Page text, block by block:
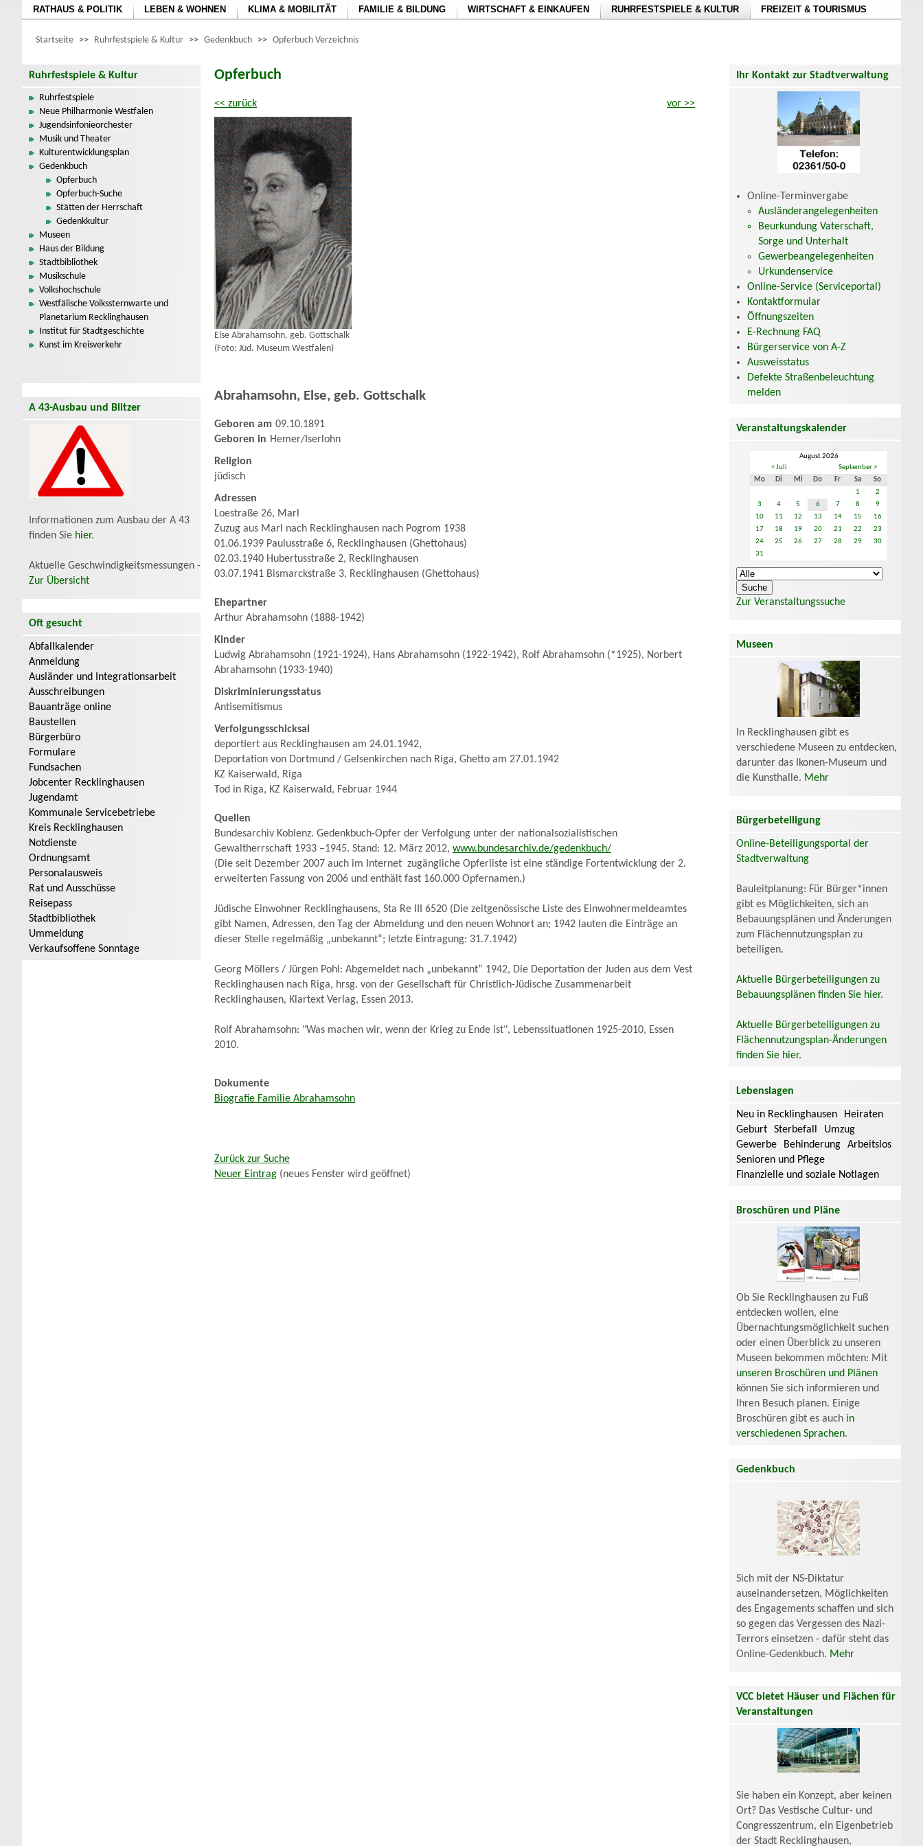
RATHAUS & POLITIK LEBEN & WOHNEN KLIMA & MOBILITÄT FAMILIE & BILDUNG WIRTSCHAFT & EINKAUFEN RUHRFESTSPIELE & KULTUR FREIZEIT & TOURISMUS
Startseite >> Ruhrfestspiele & Kultur >> Gedenkbuch >> Opferbuch Verzeichnis
Ruhrfestspiele & Kultur
Ruhrfestspiele
Neue Philharmonie Westfalen
Jugendsinfonieorchester
Musik und Theater
Kulturentwicklungsplan
Gedenkbuch
Opferbuch
Opferbuch-Suche
Stätten der Herrschaft
Gedenkkultur
Museen
Haus der Bildung
Stadtbibliothek
Musikschule
Volkshochschule
Westfälische Volkssternwarte und
Planetarium Recklinghausen
Institut für Stadtgeschichte
Kunst im Kreisverkehr
A 43-Ausbau und Blitzer
Informationen zum Ausbau der A 43
finden Sie hier.
Aktuelle Geschwindigkeitsmessungen -
Zur Übersicht
Oft gesucht
Abfallkalender
Anmeldung
Ausländer und Integrationsarbeit
Ausschreibungen
Bauanträge online
Baustellen
Bürgerbüro
Formulare
Fundsachen
Jobcenter Recklinghausen
Jugendamt
Kommunale Servicebetriebe
Kreis Recklinghausen
Notdienste
Ordnungsamt
Personalausweis
Rat und Ausschüsse
Reisepass
Stadtbibliothek
Ummeldung
Verkaufsoffene Sonntage
Opferbuch
<< zurück vor >>
Else Abrahamsohn, geb. Gottschalk
(Foto: Jüd. Museum Westfalen)
Abrahamsohn, Else, geb. Gottschalk
Geboren am 09.10.1891
Geboren in Hemer/Iserlohn
Religion
jüdisch
Adressen
Loestraße 26, Marl
Zuzug aus Marl nach Recklinghausen nach Pogrom 1938
01.06.1939 Paulusstraße 6, Recklinghausen (Ghettohaus)
02.03.1940 Hubertusstraße 2, Recklinghausen
03.07.1941 Bismarckstraße 3, Recklinghausen (Ghettohaus)
Ehepartner
Arthur Abrahamsohn (1888-1942)
Kinder
Ludwig Abrahamsohn (1921-1924), Hans Abrahamsohn (1922-1942), Rolf Abrahamsohn (*1925), Norbert
Abrahamsohn (1933-1940)
Diskriminierungsstatus
Antisemitismus
Verfolgungsschicksal
deportiert aus Recklinghausen am 24.01.1942,
Deportation von Dortmund / Gelsenkirchen nach Riga, Ghetto am 27.01.1942
KZ Kaiserwald, Riga
Tod in Riga, KZ Kaiserwald, Februar 1944
Quellen
Bundesarchiv Koblenz. Gedenkbuch-Opfer der Verfolgung unter der nationalsozialistischen
Gewaltherrschaft 1933 –1945. Stand: 12. März 2012, www.bundesarchiv.de/gedenkbuch/
(Die seit Dezember 2007 auch im Internet zugängliche Opferliste ist eine ständige Fortentwicklung der 2.
erweiterten Fassung von 2006 und enthält fast 160.000 Opfernamen.)
Jüdische Einwohner Recklinghausens, Sta Re III 6520 (Die zeitgenössische Liste des Einwohnermeldeamtes
gibt Namen, Adressen, den Tag der Abmeldung und den neuen Wohnort an; 1942 lauten die Einträge an
dieser Stelle regelmäßig „unbekannt“; letzte Eintragung: 31.7.1942)
Georg Möllers / Jürgen Pohl: Abgemeldet nach „unbekannt“ 1942, Die Deportation der Juden aus dem Vest
Recklinghausen nach Riga, hrsg. von der Gesellschaft für Christlich-Jüdische Zusammenarbeit
Recklinghausen, Klartext Verlag, Essen 2013.
Rolf Abrahamsohn: "Was machen wir, wenn der Krieg zu Ende ist", Lebenssituationen 1925-2010, Essen
2010.
Dokumente
Biografie Familie Abrahamsohn
Zurück zur Suche
Neuer Eintrag (neues Fenster wird geöffnet)
Ihr Kontakt zur Stadtverwaltung
Online-Terminvergabe
Ausländerangelegenheiten
Beurkundung Vaterschaft,
Sorge und Unterhalt
Gewerbeangelegenheiten
Urkundenservice
Online-Service (Serviceportal)
Kontaktformular
Öffnungszeiten
E-Rechnung FAQ
Bürgerservice von A-Z
Ausweisstatus
Defekte Straßenbeleuchtung
melden
Veranstaltungskalender
August 2026
< Juli
September >
Mo
Di Mi Do Fr Sa
So
1
2
3
4 5 6 7 8
9
10
11 12 13 14 15
16
17
18 19 20 21 22
23
24
25 26 27 28 29
30
31
Zur Veranstaltungssuche
Museen
In Recklinghausen gibt es
verschiedene Museen zu entdecken,
darunter das Ikonen-Museum und
die Kunsthalle. Mehr
Bürgerbeteiligung
Online-Beteiligungsportal der
Stadtverwaltung
Bauleitplanung: Für Bürger*innen
gibt es Möglichkeiten, sich an
Bebauungsplänen und Änderungen
zum Flächennutzungsplan zu
beteiligen.
Aktuelle Bürgerbeteiligungen zu
Bebauungsplänen finden Sie hier.
Aktuelle Bürgerbeteiligungen zu
Flächennutzungsplan-Änderungen
finden Sie hier.
Lebenslagen
Neu in Recklinghausen
Heiraten
Geburt
Sterbefall
Umzug
Gewerbe
Behinderung
Arbeitslos
Senioren und Pflege
Finanzielle und soziale Notlagen
Broschüren und Pläne
Ob Sie Recklinghausen zu Fuß
entdecken wollen, eine
Übernachtungsmöglichkeit suchen
oder einen Überblick zu unseren
Museen bekommen möchten: Mit
unseren Broschüren und Plänen
können Sie sich informieren und
Ihren Besuch planen. Einige
Broschüren gibt es auch in
verschiedenen Sprachen.
Gedenkbuch
Sich mit der NS-Diktatur
auseinandersetzen, Möglichkeiten
des Engagements schaffen und sich
so gegen das Vergessen des Nazi-
Terrors einsetzen - dafür steht das
Online-Gedenkbuch. Mehr
VCC bietet Häuser und Flächen für
Veranstaltungen
Sie haben ein Konzept, aber keinen
Ort? Das Vestische Cultur- und
Congresszentrum, ein Eigenbetrieb
der Stadt Recklinghausen,